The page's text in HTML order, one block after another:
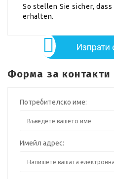
So stellen Sie sicher,
erhalten.
Форма за контакти
Потребителско име:
Имейл адрес: